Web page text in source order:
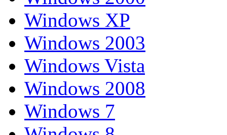
Windows XP
Windows 2003
Windows Vista
Windows 2008
Windows 7